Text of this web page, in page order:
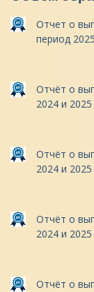
Отчет о
период
Отчёт о
2024 и
Отчёт о
2024 и
Отчёт о
2024 и
Отчёт о